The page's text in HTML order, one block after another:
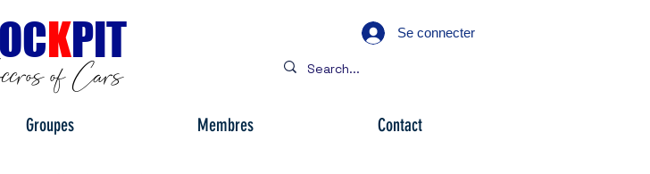
OCKPIT
of Cars
Se connecter
Groupes Membres Contact